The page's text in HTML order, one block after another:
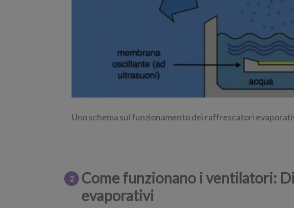
Uno schema sul funzionamento dei raffrescatori
2
Come funzionano i ventilatori:
evaporativi